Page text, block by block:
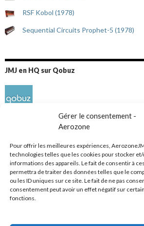
Gérer le consentement -
Aerozone
Pour offrir les meilleures expériences,
technologies telles que les cookies pour stocker et/
informations des appareils. Le fait de consentir à
permettra de traiter des données telles que le
ou les ID uniques sur ce site. Le fait de ne pas
consentement peut avoir un effet négatif sur
fonctions.
RSF Kobol (1978)
Sequential Circuits Prophet-5 (1978)
JMJ en HQ sur Qobuz
Réseaux sociaux